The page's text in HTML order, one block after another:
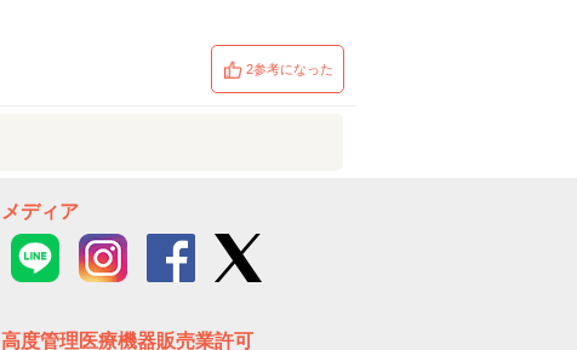
2参考になった
メディア
高度管理医療機器販売業許可